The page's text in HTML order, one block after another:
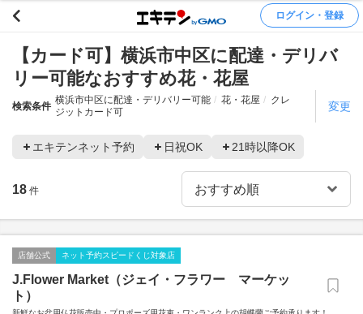
ログイン・登録
【カード可】横浜市中区に配達・デリバ
リー可能なおすすめ花・花屋
検索条件
横浜市中区に配達・デリバリー可能 花・花屋
クレ
ジットカード可
変更
エキテンネット予約 日祝OK 21時以降OK
18 件
店舗公式 ネット予約スピードくじ対象店
J.Flower Market（ジェイ・フラワー マーケッ
ト）